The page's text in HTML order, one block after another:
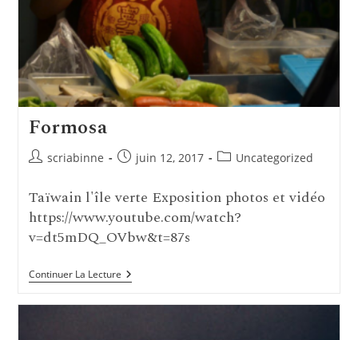
Formosa
Auteur/autrice
la
publication :
scriabinne
Publication
juin 12, 2017
PostUncategorized
Taïwain l'île verte Exposition photos et vidéo
https://www.youtube.com/watch?
v=dt5mDQ_OVbw&t=87s
Continuer La LectureFormosa